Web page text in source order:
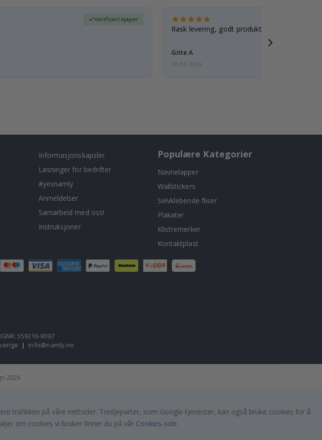
Verifisert kjøper
Rask levering, godt produkt
Gitte A
06.08.2026
Informasjonskapsler
Løsninger for bedrifter
#yesnamly
Anmeldelser
Samarbeid med oss!
Instruksjoner
Populære Kategorier
Navnelapper
Wallstickers
Selvklebende fliser
Plakater
Klistremerker
Kontaktplast
559216-9097
| info@namly.no
2026
trafikken på våre nettsider. Tredjeparter, som Google-tjenester, kan også bruke cookies for å
om cookies vi bruker finner du på vår Cookies-side.